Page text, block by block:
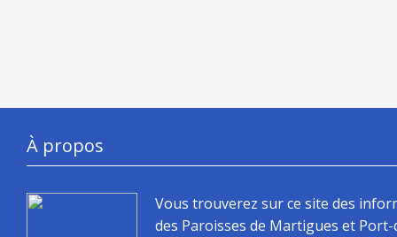
À propos
Vous trouverez sur ce site des
des Paroisses de Martigues et